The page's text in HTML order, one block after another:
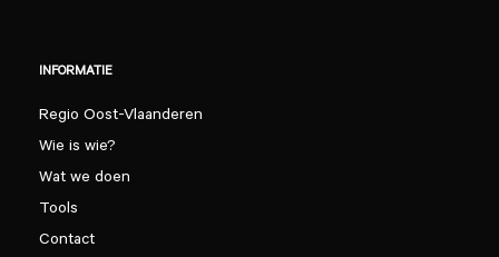
INFORMATIE
Regio Oost-Vlaanderen
Wie is wie?
Wat we doen
Tools
Contact